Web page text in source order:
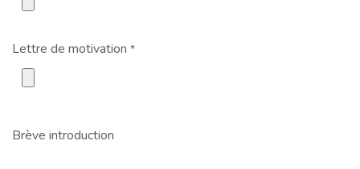
Lettre de motivation *
Brève introduction